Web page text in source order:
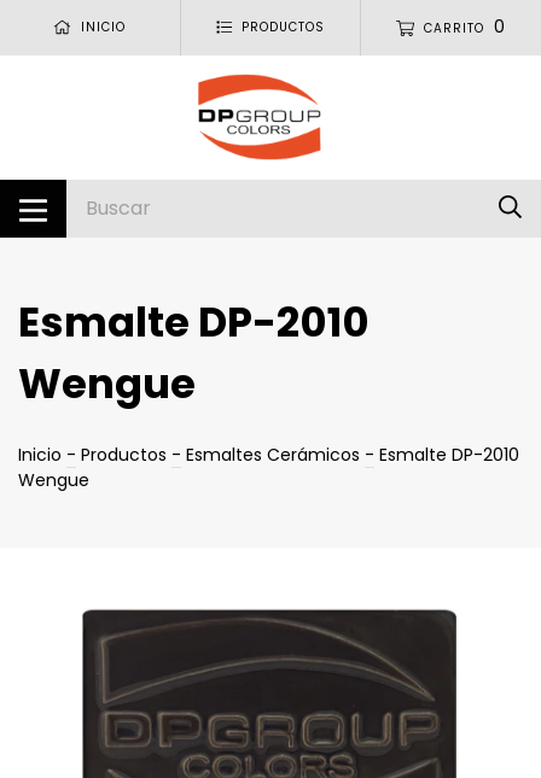
INICIO PRODUCTOS CARRITO 0
Esmalte DP-2010
Wengue
Inicio - Productos - Esmaltes Cerámicos - Esmalte DP-2010
Wengue